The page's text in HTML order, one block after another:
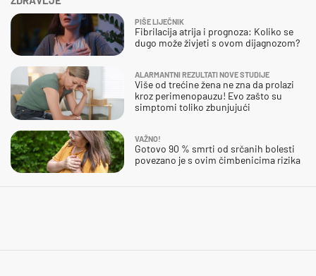
PIŠE LIJEČNIK
Fibrilacija atrija i prognoza: Koliko se
dugo može živjeti s ovom dijagnozom?
ALARMANTNI REZULTATI NOVE STUDIJE
Više od trećine žena ne zna da prolazi
kroz perimenopauzu! Evo zašto su
simptomi toliko zbunjujući
VAŽNO!
Gotovo 90 % smrti od srčanih bolesti
povezano je s ovim čimbenicima rizika